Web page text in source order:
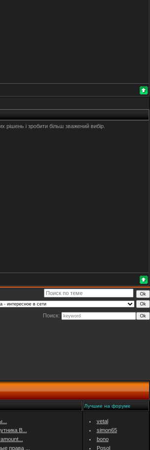
рішень і зробити більш зважений вибір.
Поиск:
Лучшие на форуме
B...
права ...
vetal
simon65
bono
Posol